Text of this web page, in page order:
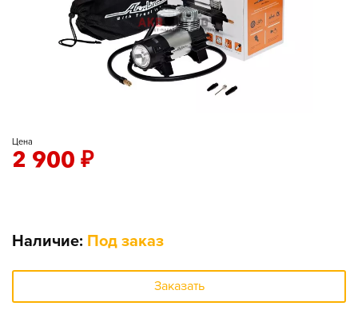
Цена
2 900 ₽
Наличие: Под заказ
Заказать